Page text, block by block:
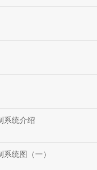
系统介绍
统图（一）